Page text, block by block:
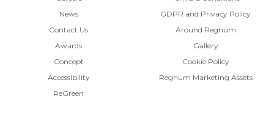
News
Contact Us
Awards
Concept
Accessibility
ReGreen
GDPR and Privacy Policy
Around Regnum
Gallery
Cookie Policy
Regnum Marketing Assets